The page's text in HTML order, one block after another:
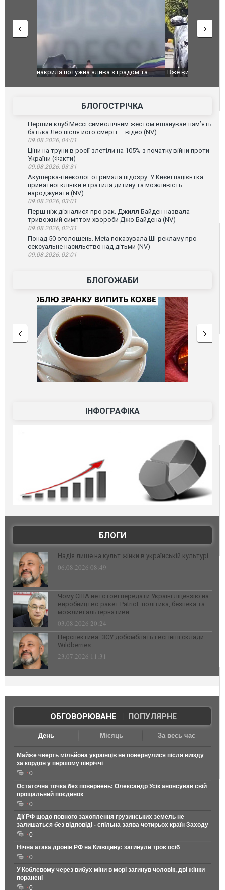
Вже вивели на тести: Ferrari готує оновлення
Вийшов
фільму
БЛОГОСТРІЧКА
Перший клуб Мессі символічним жестом вшанував пам’ять
батька Лео після його смерті — відео (NV)
09.08.2026, 04:01
Ціни на труни в росії злетіли на 105% з початку війни проти
України (Факти)
09.08.2026, 03:31
Акушерка-гінеколог отримала підозру. У Києві пацієнтка
приватної клініки втратила дитину та можливість
народжувати (NV)
09.08.2026, 03:01
Перш ніж дізналися про рак. Джилл Байден назвала
тривожний симптом хвороби Джо Байдена (NV)
09.08.2026, 02:31
Понад 50 оголошень. Meta показувала ШІ-рекламу про
сексуальне насильство над дітьми (NV)
09.08.2026, 02:01
БЛОГОЖАБИ
ІНФОГРАФІКА
БЛОГИ
Надія лише на культ жінки в українській культурі
06.08.2026 08:49
Чому США не готові передати Україні ліцензію на
виробництво ракет Patriot: політика, безпека та
можливі альтернативи
03.08.2026 20:24
Перспектива: ЗСУ добомблять і всі інші склади
Wildberries
23.07.2026 11:31
ОБГОВОРЮВАНЕ| ПОПУЛЯРНЕ
День Місяць За весь час
Майже чверть мільйона українців не повернулися після виїзду
за кордон у першому півріччі
0
Остаточна точка без повернень: Олександр Усік анонсував свій
прощальний поєдинок
0
Дії РФ щодо повного захоплення грузинських земель не
залишаться без відповіді - спільна заява чотирьох країн Заходу
0
Нічна атака дронів РФ на Київщину: загинули троє осіб
0
У Коблевому через вибух міни в морі загинув чоловік, дві жінки
поранені
0